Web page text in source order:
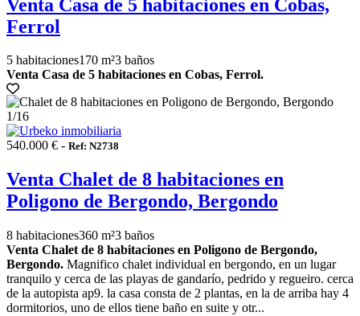
Venta Casa de 5 habitaciones en Cobas,
Ferrol
5 habitaciones170 m²3 baños
Venta Casa de 5 habitaciones en Cobas, Ferrol.
1/16
540.000 € - Ref: N2738
Venta Chalet de 8 habitaciones en
Poligono de Bergondo, Bergondo
8 habitaciones360 m²3 baños
Venta Chalet de 8 habitaciones en Poligono de Bergondo,
Bergondo. Magnifico chalet individual en bergondo, en un lugar
tranquilo y cerca de las playas de gandarío, pedrido y regueiro. cerca
de la autopista ap9. la casa consta de 2 plantas, en la de arriba hay 4
dormitorios, uno de ellos tiene baño en suite y otr...